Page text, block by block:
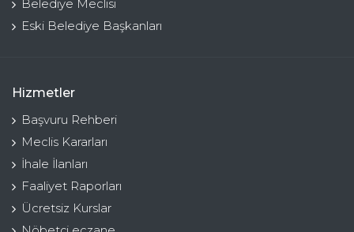
Belediye Meclisi
Eski Belediye Başkanları
Hizmetler
Başvuru Rehberi
Meclis Kararları
İhale İlanları
Faaliyet Raporları
Ücretsiz Kurslar